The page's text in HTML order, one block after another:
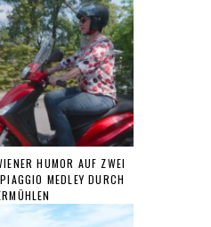
HUMOR AUF ZWEI
MEDLEY DURCH